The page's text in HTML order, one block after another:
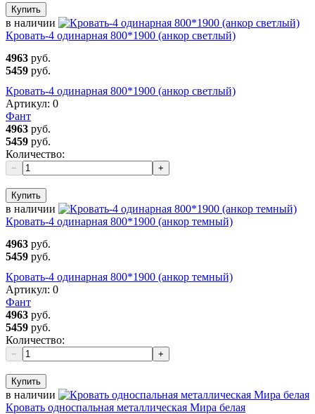
Купить
в наличии
Кровать-4 одинарная 800*1900 (анкор светлый)
4963 руб.
5459 руб.
Кровать-4 одинарная 800*1900 (анкор светлый)
Артикул: 0
Фант
4963 руб.
5459 руб.
Количество:
− +
Купить
в наличии
Кровать-4 одинарная 800*1900 (анкор темный)
4963 руб.
5459 руб.
Кровать-4 одинарная 800*1900 (анкор темный)
Артикул: 0
Фант
4963 руб.
5459 руб.
Количество:
− +
Купить
в наличии
Кровать односпальная металлическая Мира белая